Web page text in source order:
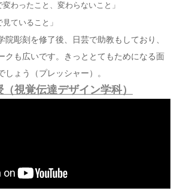
わったこと、変わらないこと」
ていること」
院彫刻を修了後、日芸で助教もしており、
クも広いです。きっととてもためになる面
しょう（プレッシャー）。
視覚伝達デザイン学科）